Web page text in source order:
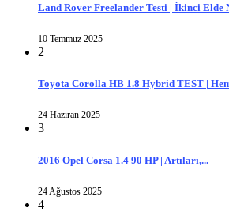
Land Rover Freelander Testi | İkinci Elde
10 Temmuz 2025
2
Toyota Corolla HB 1.8 Hybrid TEST |
24 Haziran 2025
3
2016 Opel Corsa 1.4 90 HP | Artıları,...
24 Ağustos 2025
4